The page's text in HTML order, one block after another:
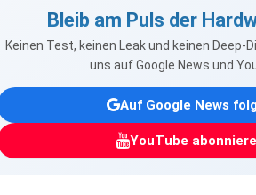
Bleib am Puls der
Keinen Test, keinen Leak und keinen Deep-
uns auf Google News und
Auf Google News
YouTube